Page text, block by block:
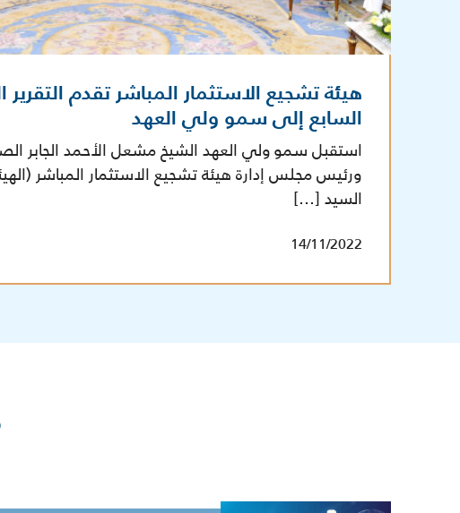
هيئة تشجيع الاستثمار المباشر تقدم
السابع إلى سمو ولي العهد
استقبل سمو ولي العهد الشيخ مشعل الأحمد الجابر
ورئيس مجلس إدارة هيئة تشجيع الاستثمار المباشر
السيد […]
14/11/2022